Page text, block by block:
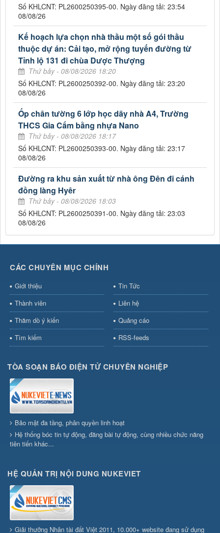
Số KHLCNT: PL2600250395-00. Ngày đăng tải: 23:54
08/08/26
Kế hoạch lựa chọn nhà thầu một số gói thầu
thuộc dự án: Cải tạo, mở rộng tuyến đường từ
Tỉnh lộ 131 đi chùa Dược Thượng
Thứ bảy - 08/08/2026 18:20
Số KHLCNT: PL2600250392-00. Ngày đăng tải: 23:20
08/08/26
Ốp chân tường 6 lớp học dãy nhà A4, Trường
THCS Gia Cẩm bằng nhựa Nano
Thứ bảy - 08/08/2026 18:17
Số KHLCNT: PL2600250393-00. Ngày đăng tải: 23:17
08/08/26
Đường ra khu sản xuất từ nhà ông Đên đi cánh
đồng làng Hyêr
Thứ bảy - 08/08/2026 18:03
Số KHLCNT: PL2600250391-00. Ngày đăng tải: 23:03
08/08/26
CÁC CHUYÊN MỤC CHÍNH
Giới thiệu
Tin Tức
Thành viên
Liên hệ
Thăm dò ý kiến
Quảng cáo
Tìm kiếm
RSS-feeds
TÒA SOẠN BÁO ĐIỆN TỬ CHUYÊN NGHIỆP
Bảo mật đa tầng, phân quyền linh hoạt
Hệ thống bóc tin tự động, đăng bài tự động, cùng nhiều chức năng
tiên tiến khác...
HỆ QUẢN TRỊ NỘI DUNG NUKEVIET
Giải thưởng Nhân tài đất Việt 2011, 10.000+ website đang sử dụng